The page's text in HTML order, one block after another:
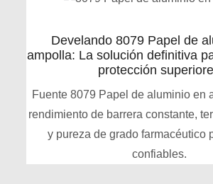
Develando 8079 Papel de
ampolla: La solución definitiva
protección
Fuente 8079 Papel de aluminio en
rendimiento de barrera constante,
y pureza de grado farmacéutico
confiables.